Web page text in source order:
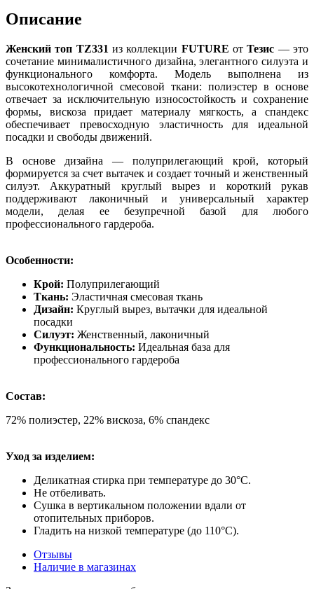
Описание
Женский топ TZ331 из коллекции FUTURE отТезис — это
сочетание минималистичного дизайна, элегантного силуэта и
функционального комфорта. Модель выполнена из
высокотехнологичной смесовой ткани: полиэстер в основе
отвечает за исключительную износостойкость и сохранение
формы, вискоза придает материалу мягкость, а спандекс
обеспечивает превосходную эластичность для идеальной
посадки и свободы движений.
В основе дизайна — полуприлегающий крой, который
формируется за счет вытачек и создает точный и женственный
силуэт. Аккуратный круглый вырез и короткий рукав
поддерживают лаконичный и универсальный характер
модели, делая ее безупречной базой для любого
профессионального гардероба.
Особенности:
Крой: Полуприлегающий
Ткань: Эластичная смесовая ткань
Дизайн: Круглый вырез, вытачки для идеальной
посадки
Силуэт: Женственный, лаконичный
Функциональность: Идеальная база для
профессионального гардероба
Состав:
72% полиэстер, 22% вискоза, 6% спандекс
Уход за изделием:
Деликатная стирка при температуре до 30°C.
Не отбеливать.
Сушка в вертикальном положении вдали от
отопительных приборов.
Гладить на низкой температуре (до 110°C).
Отзывы
Наличие в магазинах